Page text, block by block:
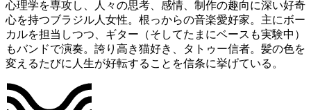
心理学を専攻し、人々の思考、感情、制作の趣向に深い好奇
心を持つブラジル人女性。根っからの音楽愛好家。主にボー
カルを担当しつつ、ギター（そしてたまにベースも実験中）
もバンドで演奏。誇り高き猫好き、タトゥー信者。髪の色を
変えるたびに人生が好転することを信条に挙げている。